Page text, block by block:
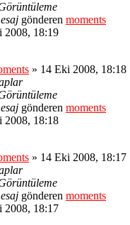
gönderen moments
2008, 18:19
» 14 Eki 2008, 18:18
gönderen moments
2008, 18:18
» 14 Eki 2008, 18:17
gönderen moments
2008, 18:17